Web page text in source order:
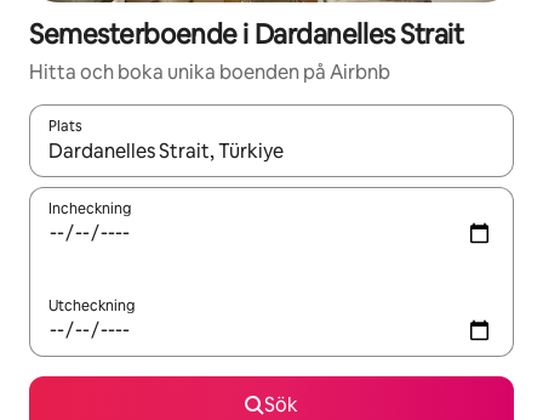
Semesterboende i Dardanelles Strait
Hitta och boka unika boenden på Airbnb
Plats
När resultaten är tillgängliga kan du navigera med upp- och
Incheckning
Utcheckning
Sök